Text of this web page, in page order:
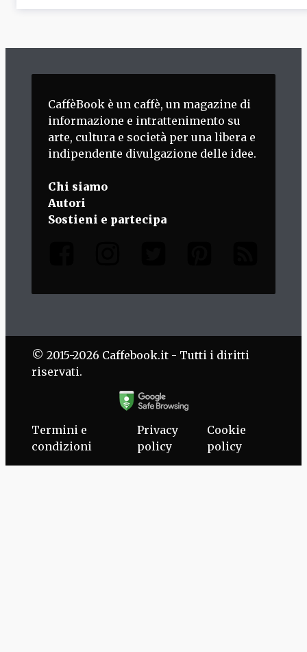
CaffèBook è un caffè, un magazine di
informazione e intrattenimento su
arte, cultura e società per una libera e
indipendente divulgazione delle idee.
Chi siamo
Autori
Sostieni e partecipa
© 2015-2026 Caffebook.it - Tutti i diritti
riservati.
Termini e
condizioni
Privacy
policy
Cookie
policy